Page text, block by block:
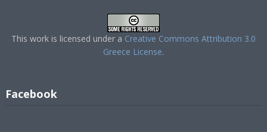
This work is licensed under a Creative Commons Attribution 3.0
Greece License.
Facebook